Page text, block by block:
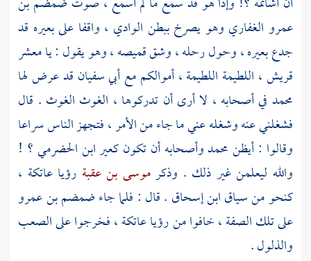
عمرو الغفاري وهو يصرخ ببطن الوادي ، واقفا على بعيره قد
جدع بعيره ، وحول رحله ، وشق قميصه ، وهو يقول : يا معشر
قريش، اللطيمة اللطيمة ، أموالكم معأبي سفيان قد عرض لها
محمد في أصحابه ، لا أرى أن تدركوها ، الغوث الغوث . قال
فشغلني عنه وشغله عني ما جاء من الأمر ، فتجهز الناس سراعا
وقالوا : أيظنمحمدوأصحابه أن تكون كعيرابن الحضرمي ؟ !
والله ليعلمن غير ذلك . وذكرموسى بن عقبة رؤياعاتكة ،
كنحو من سياقابن إسحاق .قال : فلما جاءضمضم بن عمرو
على تلك الصفة ، خافوا من رؤياعاتكة، فخرجوا على الصعب
والذلول .